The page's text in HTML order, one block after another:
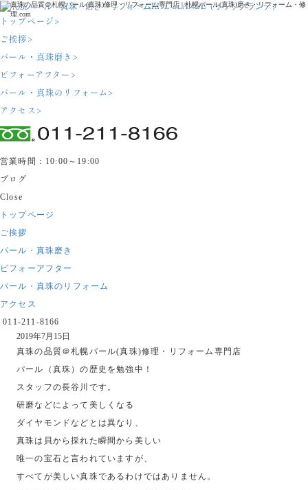
真珠の品質＠札幌パール(真珠)修理・リフォーム専門店 | 札幌パール(真珠)磨き・リフォーム・修
理.com
トップページ>
ご挨拶>
パール・真珠磨き >
ビフォーアフター >
パール・真珠のリフォーム >
アクセス >
営業時間：10:00～19:00
ブログ
Close
トップページ
ご挨拶
パール・真珠磨き
ビフォーアフター
パール・真珠のリフォーム
アクセス
011-211-8166
2019年7月15日
真珠の品質＠札幌パール(真珠)修理・リフォーム専門店
パール（真珠）の歴史を勉強中！
スタッフの長谷川です。
研磨などによって美しくなる
ダイヤモンドなどとは異なり、
真珠は貝から採れた瞬間から美しい
唯一の宝石と言われていますが、
すべてが美しい真珠であるわけではありません。